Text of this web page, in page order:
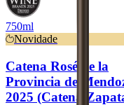
750ml
Novidade
Catena Rosé de la
Provincia de
2025 (Catena